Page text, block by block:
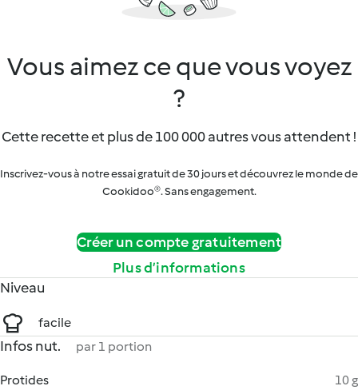
Vous aimez ce que vous voyez
?
Cette recette et plus de 100 000 autres vous attendent !
Inscrivez-vous à notre essai gratuit de 30 jours et découvrez le monde de
Cookidoo®. Sans engagement.
Créer un compte gratuitement
Plus d’informations
Niveau
facile
Infos nut. par 1 portion
Protides
10 g